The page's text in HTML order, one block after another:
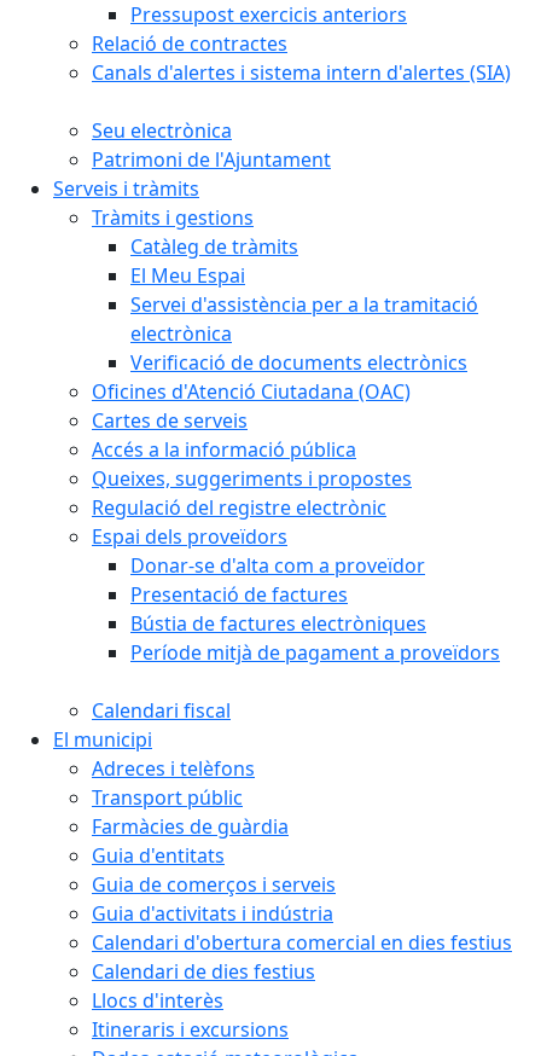
Pressupost exercicis anteriors
Relació de contractes
Canals d'alertes i sistema intern d'alertes (SIA)
Seu electrònica
Patrimoni de l'Ajuntament
Serveis i tràmits
Tràmits i gestions
Catàleg de tràmits
El Meu Espai
Servei d'assistència per a la tramitació
electrònica
Verificació de documents electrònics
Oficines d'Atenció Ciutadana (OAC)
Cartes de serveis
Accés a la informació pública
Queixes, suggeriments i propostes
Regulació del registre electrònic
Espai dels proveïdors
Donar-se d'alta com a proveïdor
Presentació de factures
Bústia de factures electròniques
Període mitjà de pagament a proveïdors
Calendari fiscal
El municipi
Adreces i telèfons
Transport públic
Farmàcies de guàrdia
Guia d'entitats
Guia de comerços i serveis
Guia d'activitats i indústria
Calendari d'obertura comercial en dies festius
Calendari de dies festius
Llocs d'interès
Itineraris i excursions